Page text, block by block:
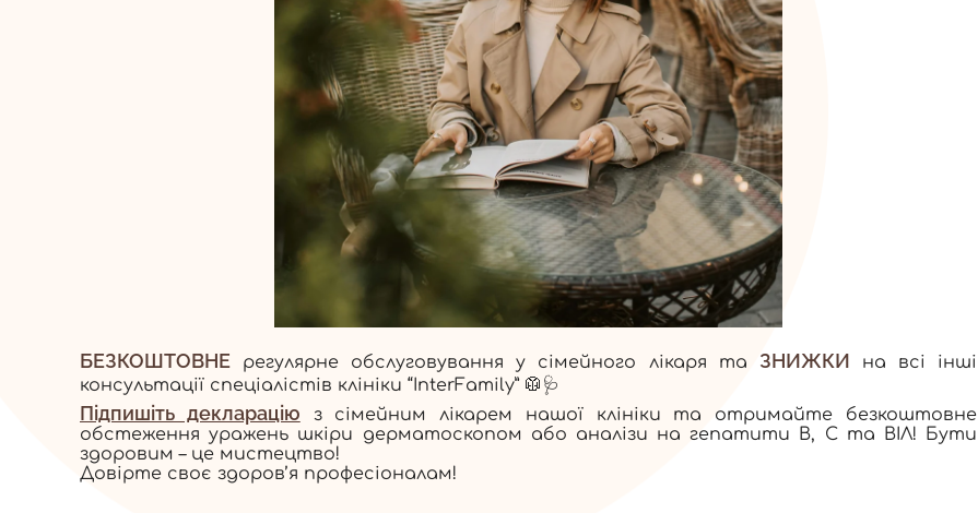
БЕЗКОШТОВНЕ регулярне обслуговування у сімейного лікаря та ЗНИЖКИ на всі інші
консультації спеціалістів клініки “InterFamily” 🥼🩺
Підпишіть декларацію з сімейним лікарем нашої клініки та отримайте безкоштовне
обстеження уражень шкіри дерматоскопом або аналізи на гепатити В, С та ВІЛ! Бути
здоровим – це мистецтво!
Довірте своє здоров’я професіоналам!